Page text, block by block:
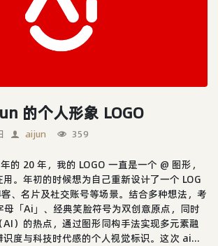
的个人形象 LOGO
aijun 359
的 20 年，我的 LOGO 一直是一个 @ 图形，
。年初的时候想为自己重新设计了一个 LOG
、名片及社交账号等场景。结合多种想法，考
「Ai」、经典笑脸符号为双创意原点，同时
）的热点，通过图形同构手法实现多元素融
度与科技时代感的个人视觉标识。这次 ai...